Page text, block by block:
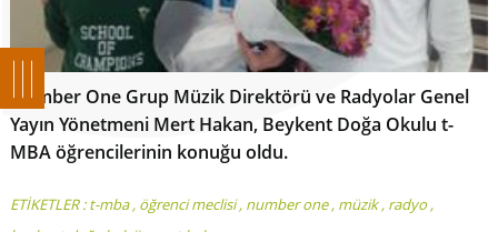
Number One Grup Müzik Direktörü ve Radyolar Genel
Yayın Yönetmeni Mert Hakan, Beykent Doğa Okulu t-
MBA öğrencilerinin konuğu oldu.
ETİKETLER :t-mba, öğrenci meclisi, number one, müzik, radyo,